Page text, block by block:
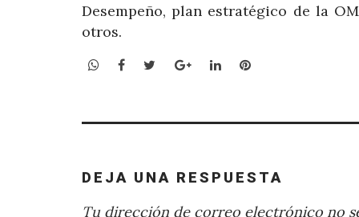
Desempeño, plan estratégico de la
otros.
WhatsApp
Facebook
TwitterGoogle+LinkedInPinterest
DEJA UNA RESPUESTA
Tu dirección de correo electrónico no